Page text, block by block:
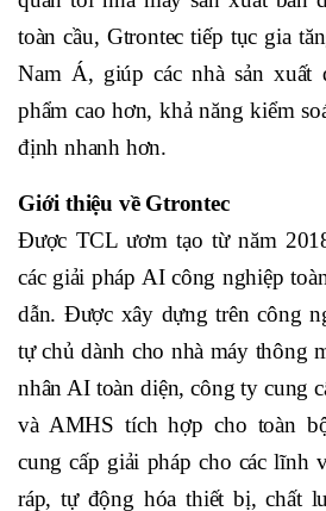
toàn cầu, Gtrontec tiếp tục gia
Nam Á, giúp các nhà sản xuất
phẩm cao hơn, khả năng kiểm
định nhanh hơn.
Giới thiệu về Gtrontec
Được TCL ươm tạo từ năm
các giải pháp AI công nghiệp
dẫn. Được xây dựng trên công
tự chủ dành cho nhà máy thông
nhân AI toàn diện, công ty cung
và AMHS tích hợp cho toàn
cung cấp giải pháp cho các lĩnh
ráp, tự động hóa thiết bị, chất